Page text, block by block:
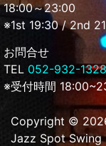
18:00～23:00
※1st 19:30 / 2nd
お問合せ
TEL 052-932-1328
※受付時間
Copyright ©
Jazz Spot Swing